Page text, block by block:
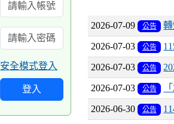
文章列表
2026-07-09 公告
2026-07-03 公告
2026-07-03 公告
2026-07-03 公告
2026-06-30 公告
安全模式登入
登入